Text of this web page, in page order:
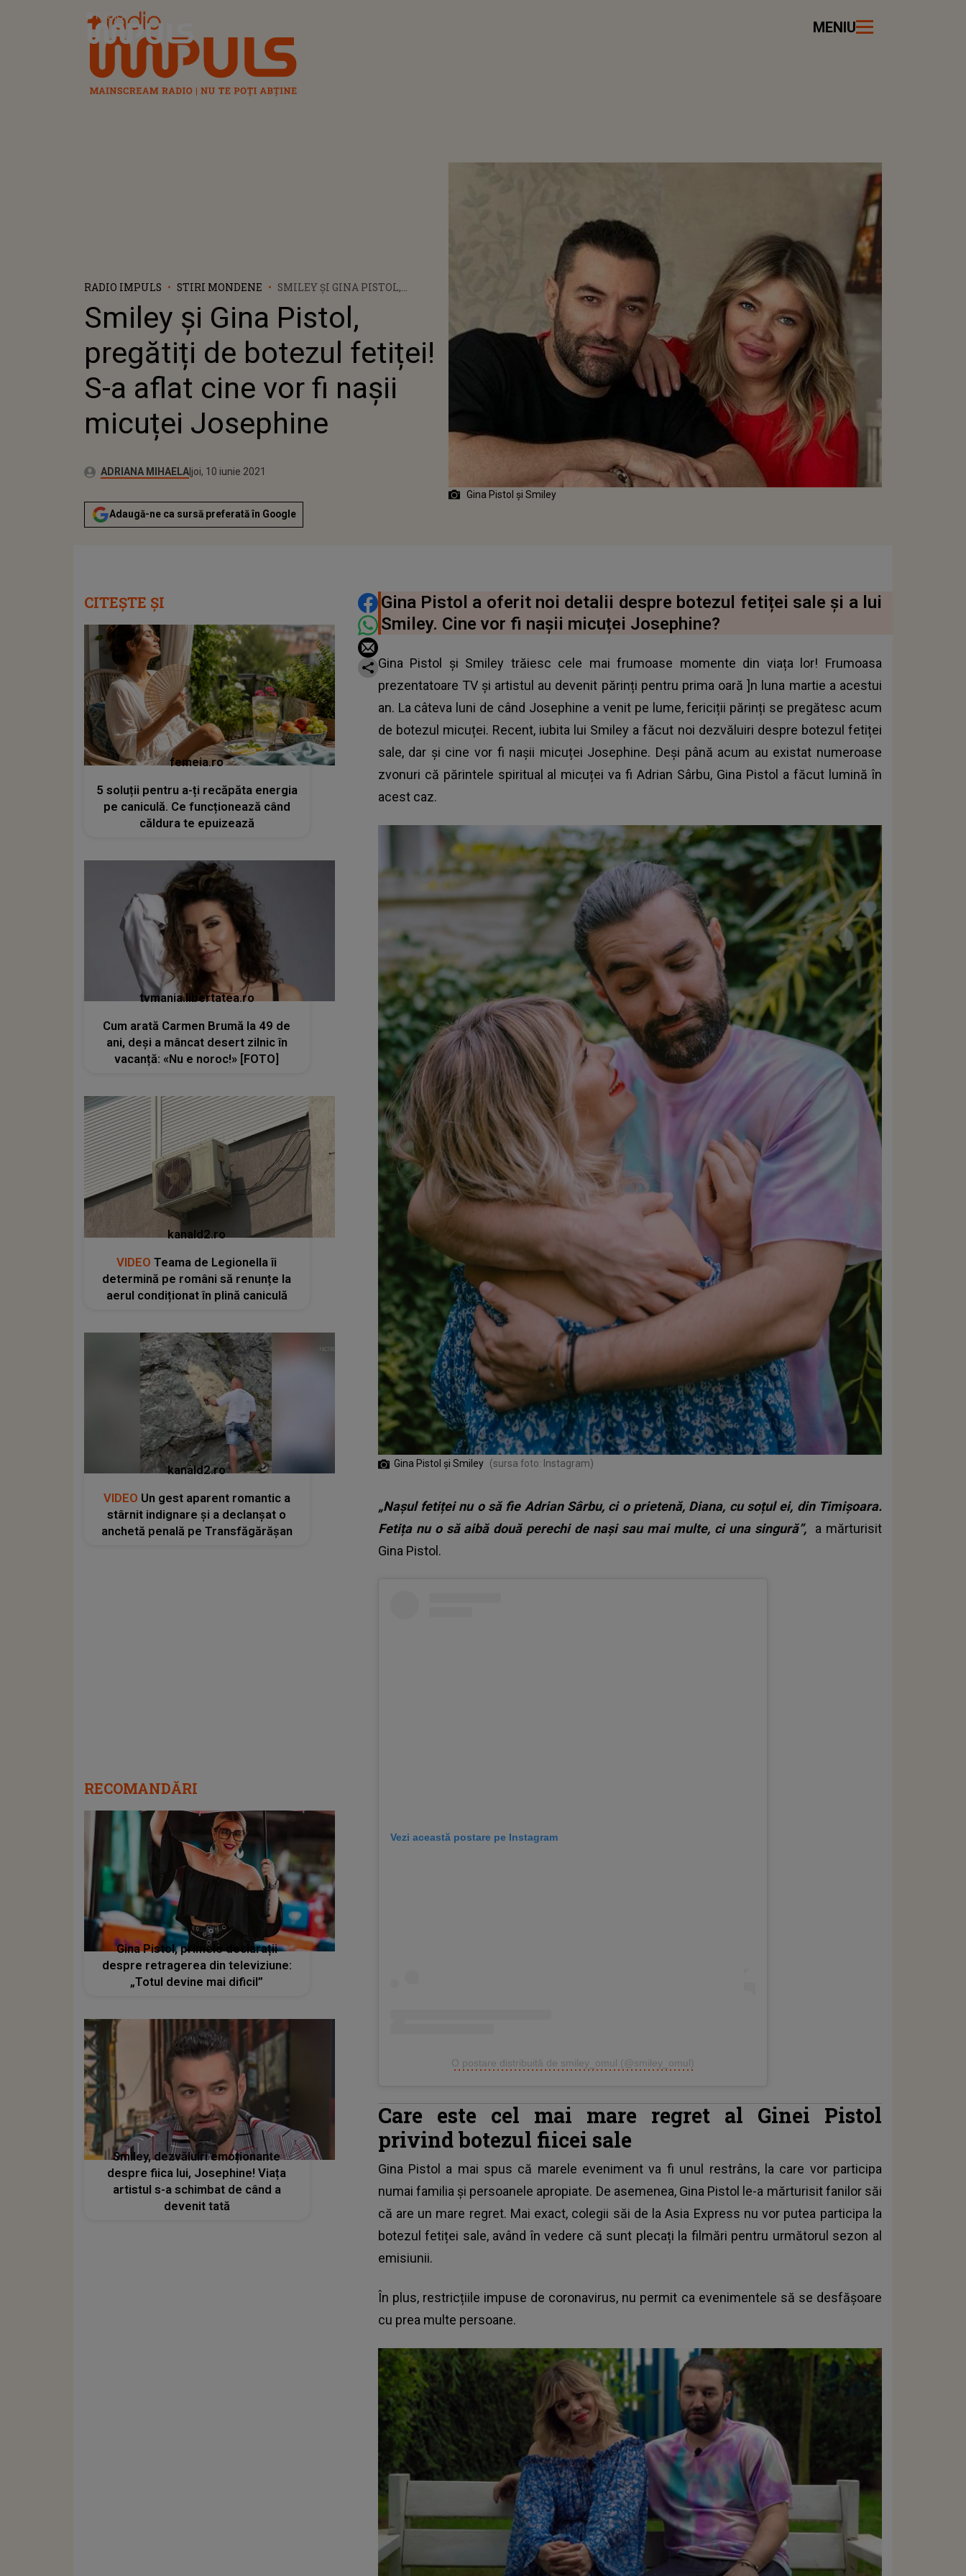
Radio Impuls MENIU
RADIO IMPULS STIRI MONDENE
SMILEY ȘI GINA PISTOL,
FETIȚEI! S-A AFLAT CINE VOR FI
NAȘII MICUȚEI JOSEPHINE
Smiley și Gina Pistol,
pregătiți de botezul fetiței!
S-a aflat cine vor fi nașii
micuței Josephine
Autor:ADRIANA MIHAELAPublicat:
joi, 10 iunie 2021
Actualizat:
joi, 10 iunie 2021
Adaugă-ne ca sursă preferată în Google
Gina Pistol și Smiley
DISTRIBUIE ARTICOLUL
Gina Pistol a oferit noi detalii despre botezul fetiței sale și a lui
Smiley. Cine vor fi nașii micuței Josephine?
Gina Pistol și Smiley trăiesc cele mai frumoase momente din viața lor! Frumoasa
prezentatoare TV și artistul au devenit părinți pentru prima oară ]n luna martie a acestui
an. La câteva luni de când Josephine a venit pe lume, fericiții părinți se pregătesc acum
de botezul micuței. Recent, iubita lui Smiley a făcut noi dezvăluiri despre botezul fetiței
sale, dar și cine vor fi nașii micuței Josephine. Deși până acum au existat numeroase
zvonuri că părintele spiritual al micuței va fi Adrian Sârbu, Gina Pistol a făcut lumină în
acest caz.
Gina Pistol și Smiley (sursa foto: Instagram)
„Nașul fetiței nu o să fie Adrian Sârbu, ci o prietenă, Diana, cu soțul ei, din Timișoara.
Fetița nu o să aibă două perechi de nași sau mai multe, ci una singură”, a mărturisit
Gina Pistol.
Vezi această postare pe Instagram
O postare distribuită de smiley_omul (@smiley_omul)
Care este cel mai mare regret al Ginei Pistol
privind botezul fiicei sale
Gina Pistol a mai spus că marele eveniment va fi unul restrâns, la care vor participa
numai familia și persoanele apropiate. De asemenea, Gina Pistol
le-a mărturisit fanilor săi
că are un mare regret. Mai exact, colegii săi de la Asia Express nu vor putea participa la
botezul fetiței sale, având în vedere că sunt plecați la filmări pentru următorul sezon al
emisiunii.
În plus, restricțiile impuse de coronavirus, nu permit ca evenimentele să se desfășoare
cu prea multe persoane.
CITEȘTE ȘI
femeia.ro
5 soluții pentru a-ți recăpăta energia
pe caniculă. Ce funcționează când
căldura te epuizează
tvmania.libertatea.ro
Cum arată Carmen Brumă la 49 de
ani, deși a mâncat desert zilnic în
vacanță: «Nu e noroc!» [FOTO]
kanald2.ro
VIDEO Teama de Legionella îi
determină pe români să renunțe la
aerul condiționat în plină caniculă
kanald2.ro
VIDEO Un gest aparent romantic a
stârnit indignare și a declanșat o
anchetă penală pe Transfăgărășan
RECOMANDĂRI
Gina Pistol, primele declarații
despre retragerea din televiziune:
„Totul devine mai dificil”
Smiley, dezvăluiri emoționante
despre fiica lui, Josephine! Viața
artistul s-a schimbat de când a
devenit tată